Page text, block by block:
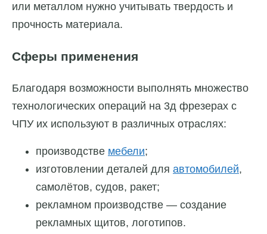
или металлом нужно учитывать твердость и
прочность материала.
Сферы применения
Благодаря возможности выполнять множество
технологических операций на 3д фрезерах с
ЧПУ их используют в различных отраслях:
производстве мебели;
изготовлении деталей для автомобилей,
самолётов, судов, ракет;
рекламном производстве — создание
рекламных щитов, логотипов.